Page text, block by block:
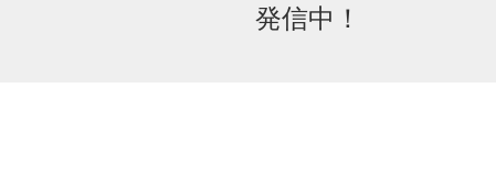
発信中！